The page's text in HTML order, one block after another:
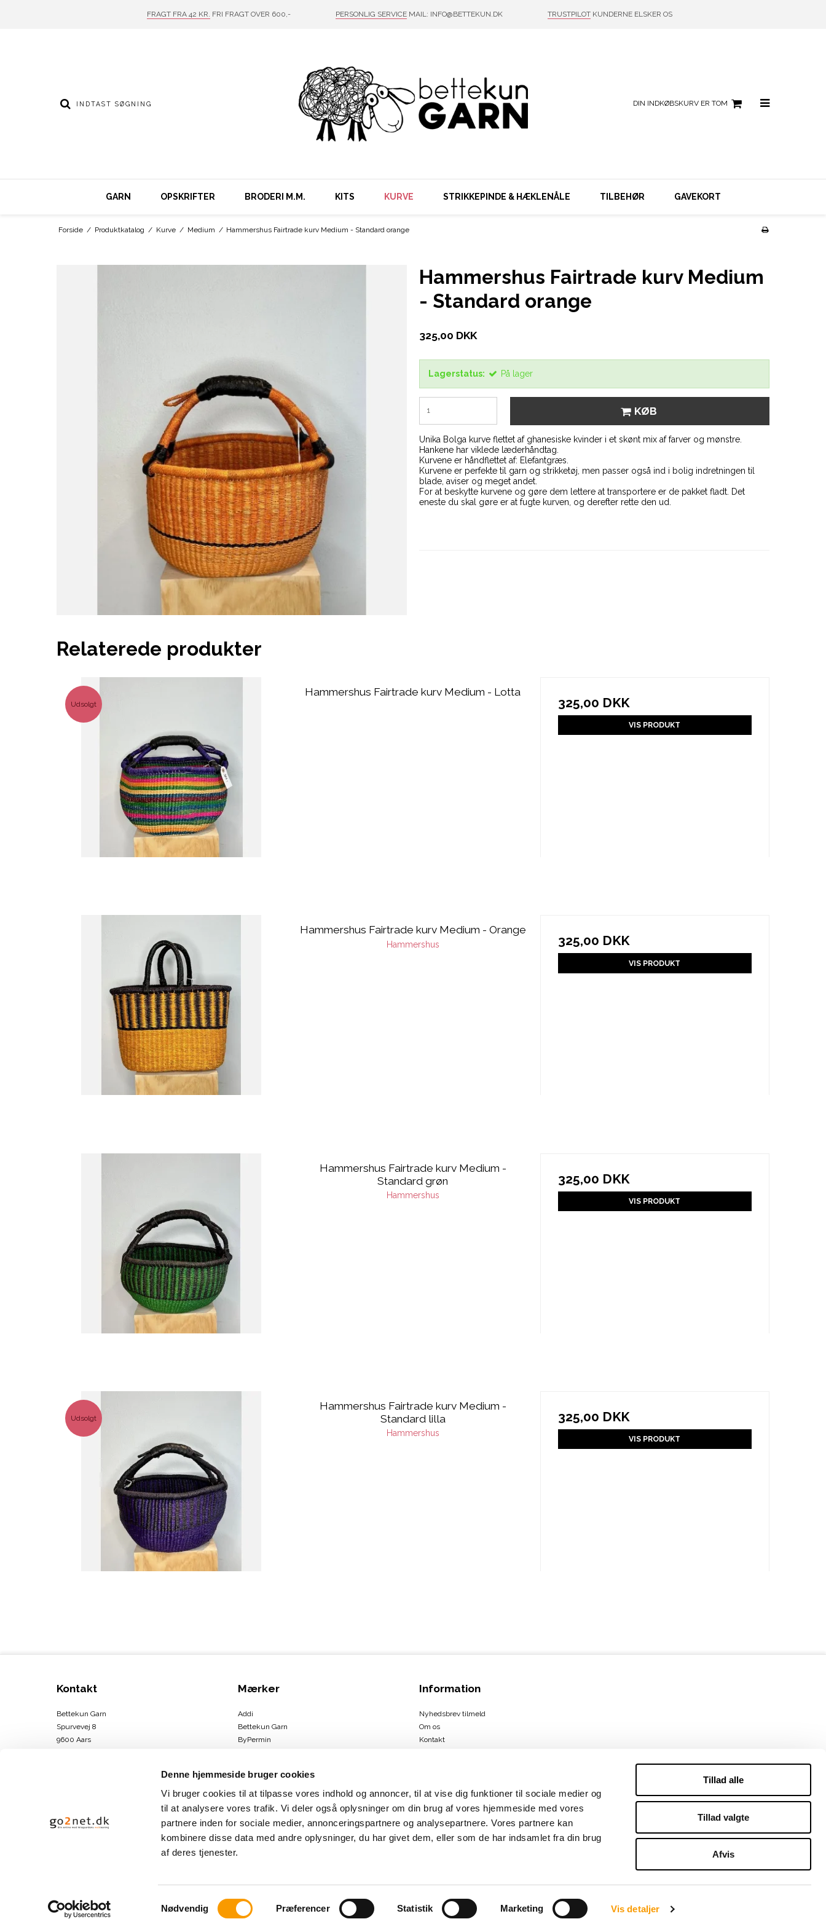
Denne hjemmeside bruger cookies
Vi bruger cookies til at tilpasse vores indhold og annoncer, til at vise dig funktioner til sociale medier og
til at analysere vores trafik. Vi deler også oplysninger om din brug af vores hjemmeside med vores
partnere inden for sociale medier, annonceringspartnere og analysepartnere. Vores partnere kan
kombinere disse data med andre oplysninger, du har givet dem, eller som de har indsamlet fra din brug
af deres tjenester.
Nødvendig Præferencer Statistik Marketing Vis detaljer
Tillad alle
Tillad valgte
Afvis
FRAGT FRA 42 KR. FRI FRAGT OVER 600,- PERSONLIG SERVICEMAIL: INFO@BETTEKUN.DK TRUSTPILOTKUNDERNE ELSKER OS
DIN INDKØBSKURV ER TOM
GARN OPSKRIFTER BRODERI M.M. KITS KURVE STRIKKEPINDE & HÆKLENÅLE TILBEHØR GAVEKORT
Forside / Produktkatalog / Kurve / Medium / Hammershus Fairtrade kurv Medium - Standard orange
Hammershus Fairtrade kurv Medium
- Standard orange
325,00 DKK
Lagerstatus: På lager
KØB
Unika Bolga kurve flettet af ghanesiske kvinder i et skønt mix af farver og mønstre.
Hankene har viklede læderhåndtag.
Kurvene er håndflettet af: Elefantgræs.
Kurvene er perfekte til garn og strikketøj, men passer også ind i bolig indretningen til
blade, aviser og meget andet.
For at beskytte kurvene og gøre dem lettere at transportere er de pakket fladt. Det
eneste du skal gøre er at fugte kurven, og derefter rette den ud.
Relaterede produkter
Udsolgt
Hammershus Fairtrade kurv Medium - Lotta
325,00 DKK
VIS PRODUKT
Hammershus Fairtrade kurv Medium - Orange
Hammershus 325,00 DKK
VIS PRODUKT
Hammershus Fairtrade kurv Medium -
Standard grøn
Hammershus
325,00 DKK
VIS PRODUKT
Udsolgt
Hammershus Fairtrade kurv Medium -
Standard lilla
Hammershus
325,00 DKK
VIS PRODUKT
Kontakt
Bettekun Garn
Spurvevej 8
9600 Aars
Sitemap
Mærker
Addi
Bettekun Garn
ByPermin
DMC
Drops
DROPS Design
Information
Nyhedsbrev tilmeld
Om os
Kontakt